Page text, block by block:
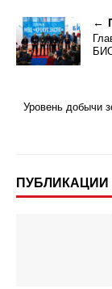
Уровень добычи
ПУБЛИКАЦИИ